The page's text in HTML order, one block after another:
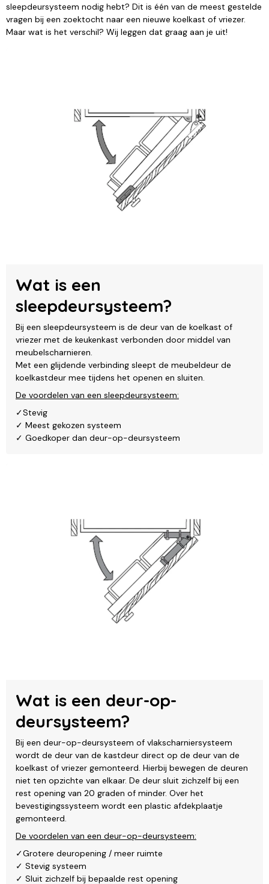
sleepdeursysteem nodig hebt? Dit is één van de meest gestelde
vragen bij een zoektocht naar een nieuwe koelkast of vriezer.
Maar wat is het verschil? Wij leggen dat graag aan je uit!
Wat is een
sleepdeursysteem?
Bij een sleepdeursysteem is de deur van de koelkast of
vriezer met de keukenkast verbonden door middel van
meubelscharnieren.
Met een glijdende verbinding sleept de meubeldeur de
koelkastdeur mee tijdens het openen en sluiten.
De voordelen van een sleepdeursysteem:
✓Stevig
✓ Meest gekozen systeem
✓ Goedkoper dan deur-op-deursysteem
Wat is een deur-op-
deursysteem?
Bij een deur-op-deursysteem of vlakscharniersysteem
wordt de deur van de kastdeur direct op de deur van de
koelkast of vriezer gemonteerd. Hierbij bewegen de deuren
niet ten opzichte van elkaar. De deur sluit zichzelf bij een
rest opening van 20 graden of minder. Over het
bevestigingssysteem wordt een plastic afdekplaatje
gemonteerd.
De voordelen van een deur-op-deursysteem:
✓Grotere deuropening / meer ruimte
✓ Stevig systeem
✓ Sluit zichzelf bij bepaalde rest opening